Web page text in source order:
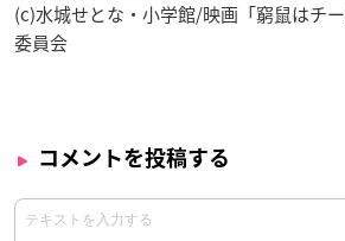
(c)水城せとな・小学館/映画「窮鼠はチ
委員会
コメントを投稿する